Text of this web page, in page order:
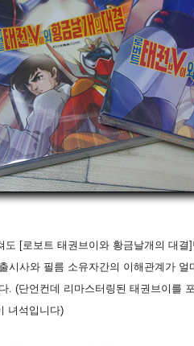
도 [로보트 태권브이와 황금날개의 대
시사와 필름 소유자간의 이해관계가
. (단언컨데 리마스터링된 태권브이를
녀석입니다)